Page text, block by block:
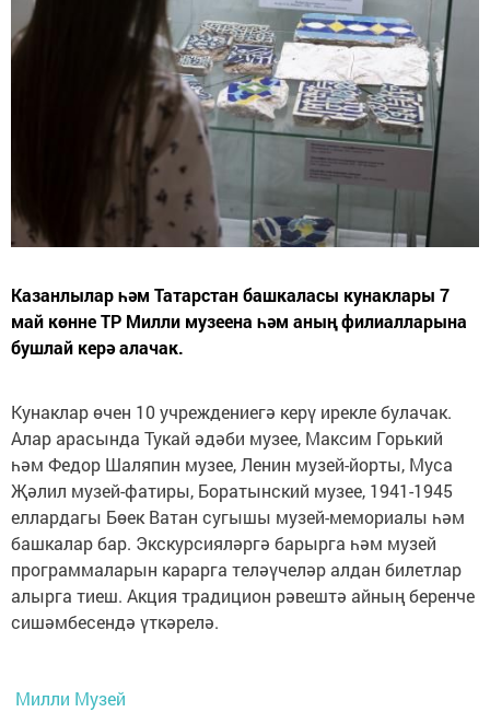
Казанлылар һәм Татарстан башкаласы кунаклары 7
май көнне ТР Милли музеена һәм аның филиалларына
бушлай керә алачак.
Кунаклар өчен 10 учреждениегә керү ирекле булачак.
Алар арасында Тукай әдәби музее, Максим Горький
һәм Федор Шаляпин музее, Ленин музей-йорты, Муса
Җәлил музей-фатиры, Боратынский музее, 1941-1945
еллардагы Бөек Ватан сугышы музей-мемориалы һәм
башкалар бар. Экскурсияләргә барырга һәм музей
программаларын карарга теләүчеләр алдан билетлар
алырга тиеш. Акция традицион рәвештә айның беренче
сишәмбесендә үткәрелә.
Милли Музей